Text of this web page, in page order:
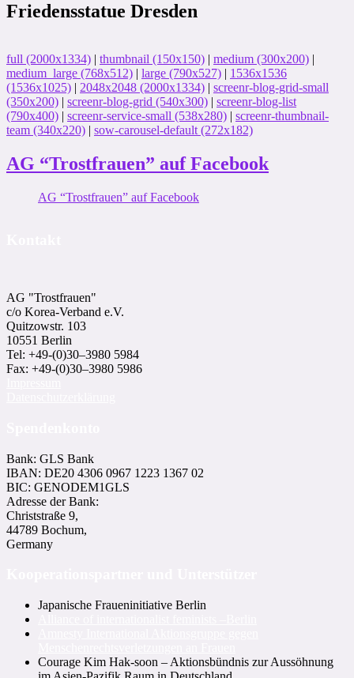
Friedensstatue Dresden
full (2000x1334) | thumbnail (150x150) | medium (300x200) |
medium_large (768x512) | large (790x527) | 1536x1536
(1536x1025) | 2048x2048 (2000x1334) | screenr-blog-grid-small
(350x200) | screenr-blog-grid (540x300) | screenr-blog-list
(790x400) | screenr-service-small (538x280) | screenr-thumbnail-
team (340x220) | sow-carousel-default (272x182)
AG “Trostfrauen” auf Facebook
AG “Trostfrauen” auf Facebook
AG "Trostfrauen"
c/o Korea-Ver­band e.V.
Quitzowstr. 103
10551 Berlin
Tel: +49-(0)30–3980 5984
Fax: +49-(0)30–3980 5986
Bank: GLS Bank
IBAN: DE20 4306 0967 1223 1367 02
BIC: GENODEM1GLS
Adresse der Bank:
Christstraße 9,
44789 Bochum,
Germany
Japanische Fraueninitiative Berlin
Courage Kim Hak-soon – Aktionsbündnis zur Aussöhnung